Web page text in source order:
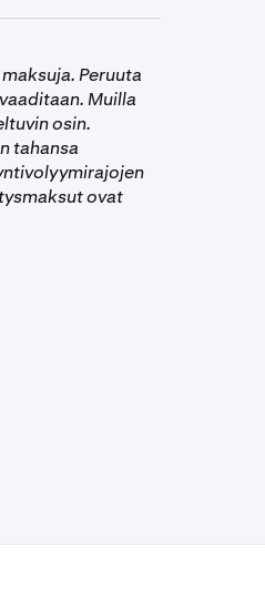
vahvistuksen.
ja se on
Peruuta
Muilla
osin.
tahansa
ovat